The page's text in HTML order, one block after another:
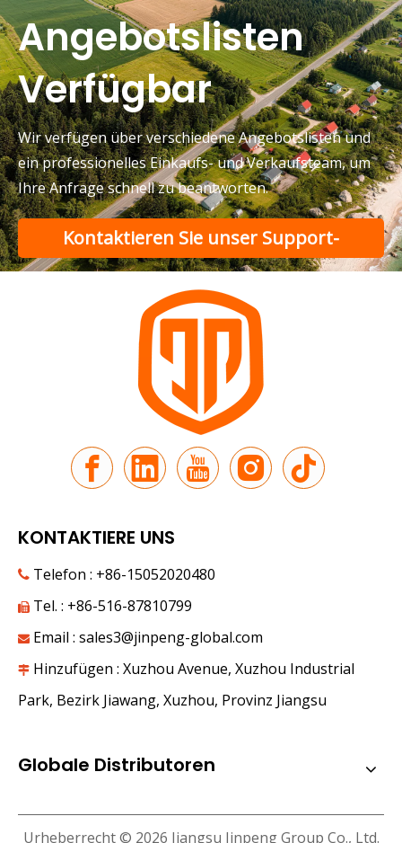
Was sollten Käufer bei der Auswahl eines Elektroautos mit niedriger Geschwindigkeit beachten?
Eine vollständige Anleitung zum Kauf eines
Die neue Reise entlang der Seidenstraße | JP Group debütiert auf der 9. China-Eurasia Expo
Unter dem Tianshan-Gebirge liegt im Juni süße Früchte
Angebotslisten
Verfügbar
Wir verfügen über verschiedene Angebotslisten und
ein professionelles Einkaufs- und Verkaufsteam, um
Ihre Anfrage schnell zu beantworten.
Kontaktieren Sie unser Support-
Team
KONTAKTIERE UNS
 Telefon : +86-15052020480
 Tel. : +86-516-87810799
 Email : sales3@jinpeng-global.com
 Hinzufügen : Xuzhou Avenue, Xuzhou Industrial
Park, Bezirk Jiawang, Xuzhou, Provinz Jiangsu
Globale Distributoren
Urheberrecht © 2026 Jiangsu Jinpeng Group Co., Ltd.